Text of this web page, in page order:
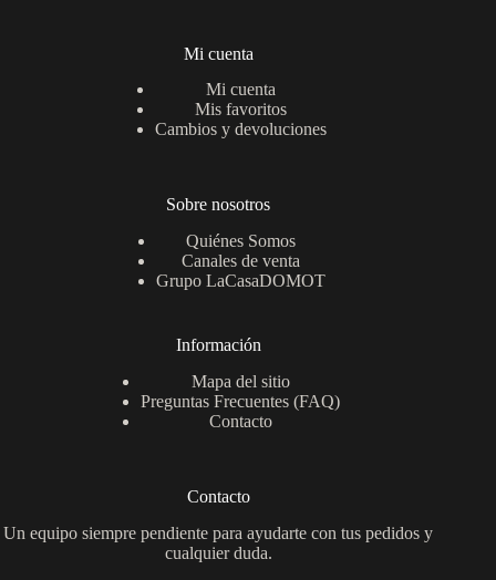
Mi cuenta
Mi cuenta
Mis favoritos
Cambios y devoluciones
Sobre nosotros
Quiénes Somos
Canales de venta
Grupo LaCasaDOMOT
Información
Mapa del sitio
Preguntas Frecuentes (FAQ)
Contacto
Contacto
Un equipo siempre pendiente para ayudarte con tus pedidos y
cualquier duda.